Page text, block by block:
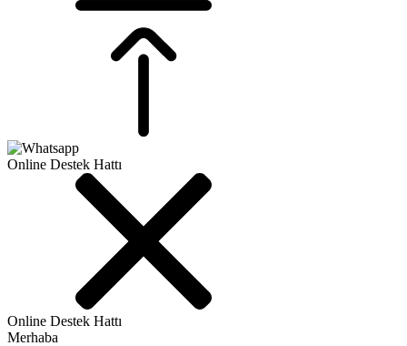
Online Destek Hattı
Online Destek Hattı
Merhaba